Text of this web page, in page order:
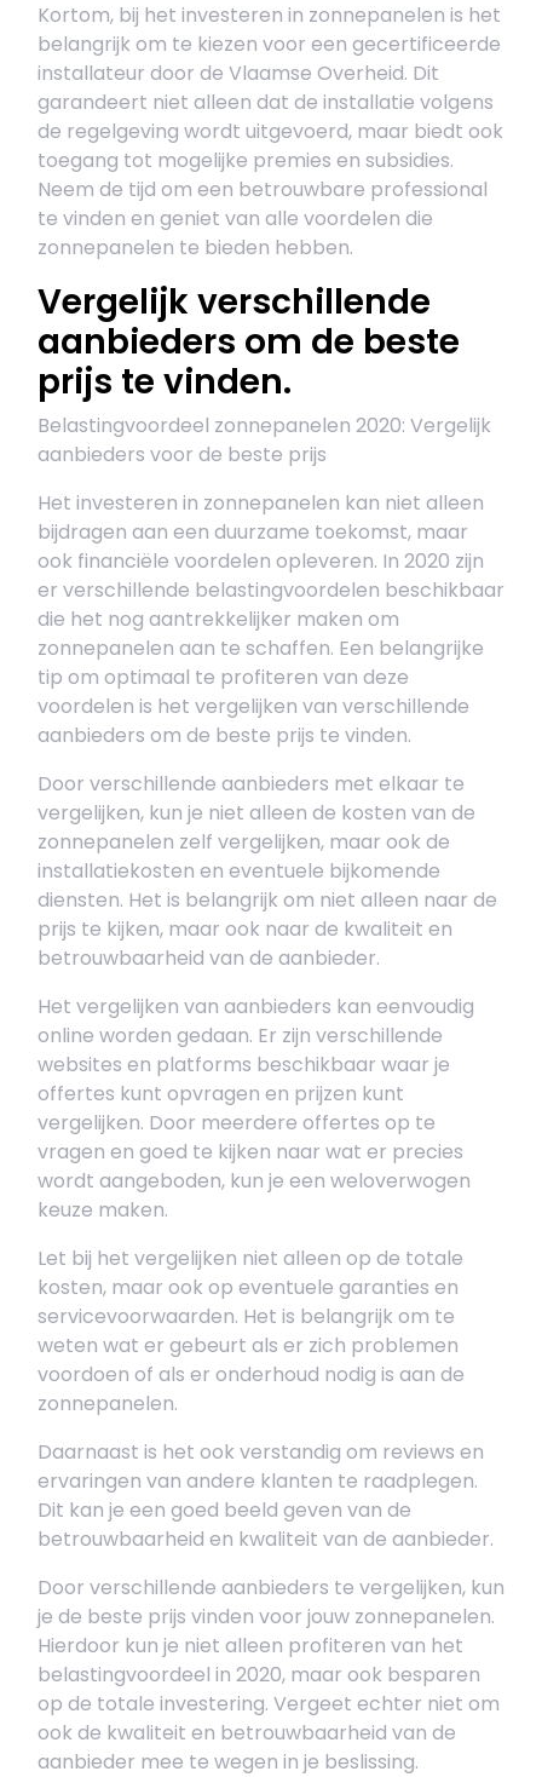
Kortom, bij het investeren in zonnepanelen is het
belangrijk om te kiezen voor een gecertificeerde
installateur door de Vlaamse Overheid. Dit
garandeert niet alleen dat de installatie volgens
de regelgeving wordt uitgevoerd, maar biedt ook
toegang tot mogelijke premies en subsidies.
Neem de tijd om een betrouwbare professional
te vinden en geniet van alle voordelen die
zonnepanelen te bieden hebben.
Vergelijk verschillende
aanbieders om de beste
prijs te vinden.
Belastingvoordeel zonnepanelen 2020: Vergelijk
aanbieders voor de beste prijs
Het investeren in zonnepanelen kan niet alleen
bijdragen aan een duurzame toekomst, maar
ook financiële voordelen opleveren. In 2020 zijn
er verschillende belastingvoordelen beschikbaar
die het nog aantrekkelijker maken om
zonnepanelen aan te schaffen. Een belangrijke
tip om optimaal te profiteren van deze
voordelen is het vergelijken van verschillende
aanbieders om de beste prijs te vinden.
Door verschillende aanbieders met elkaar te
vergelijken, kun je niet alleen de kosten van de
zonnepanelen zelf vergelijken, maar ook de
installatiekosten en eventuele bijkomende
diensten. Het is belangrijk om niet alleen naar de
prijs te kijken, maar ook naar de kwaliteit en
betrouwbaarheid van de aanbieder.
Het vergelijken van aanbieders kan eenvoudig
online worden gedaan. Er zijn verschillende
websites en platforms beschikbaar waar je
offertes kunt opvragen en prijzen kunt
vergelijken. Door meerdere offertes op te
vragen en goed te kijken naar wat er precies
wordt aangeboden, kun je een weloverwogen
keuze maken.
Let bij het vergelijken niet alleen op de totale
kosten, maar ook op eventuele garanties en
servicevoorwaarden. Het is belangrijk om te
weten wat er gebeurt als er zich problemen
voordoen of als er onderhoud nodig is aan de
zonnepanelen.
Daarnaast is het ook verstandig om reviews en
ervaringen van andere klanten te raadplegen.
Dit kan je een goed beeld geven van de
betrouwbaarheid en kwaliteit van de aanbieder.
Door verschillende aanbieders te vergelijken, kun
je de beste prijs vinden voor jouw zonnepanelen.
Hierdoor kun je niet alleen profiteren van het
belastingvoordeel in 2020, maar ook besparen
op de totale investering. Vergeet echter niet om
ook de kwaliteit en betrouwbaarheid van de
aanbieder mee te wegen in je beslissing.